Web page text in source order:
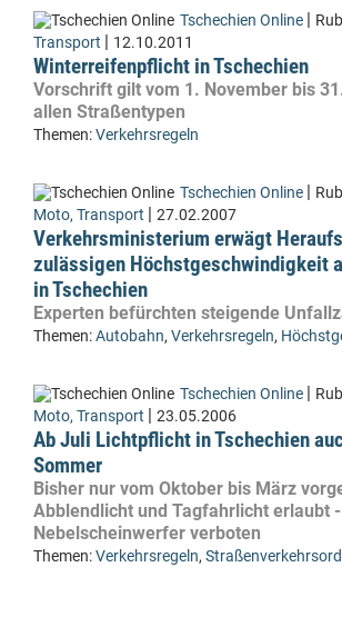
Tschechien Online |
Transport | 12.10.2011
Winterreifenpflicht in Tschechien
Vorschrift gilt vom 1. November bis
allen Straßentypen
Themen:Verkehrsregeln
Tschechien Online |
Moto, Transport | 27.02.2007
Verkehrsministerium erwägt
zulässigen Höchstgeschwindigkeit
in Tschechien
Experten befürchten steigende
Themen:Autobahn, Verkehrsregeln,
Tschechien Online |
Moto, Transport | 23.05.2006
Ab Juli Lichtpflicht in Tschechien
Sommer
Bisher nur vom Oktober bis März
Abblendlicht und Tagfahrlicht erlaubt -
Nebelscheinwerfer verboten
Themen:Verkehrsregeln,